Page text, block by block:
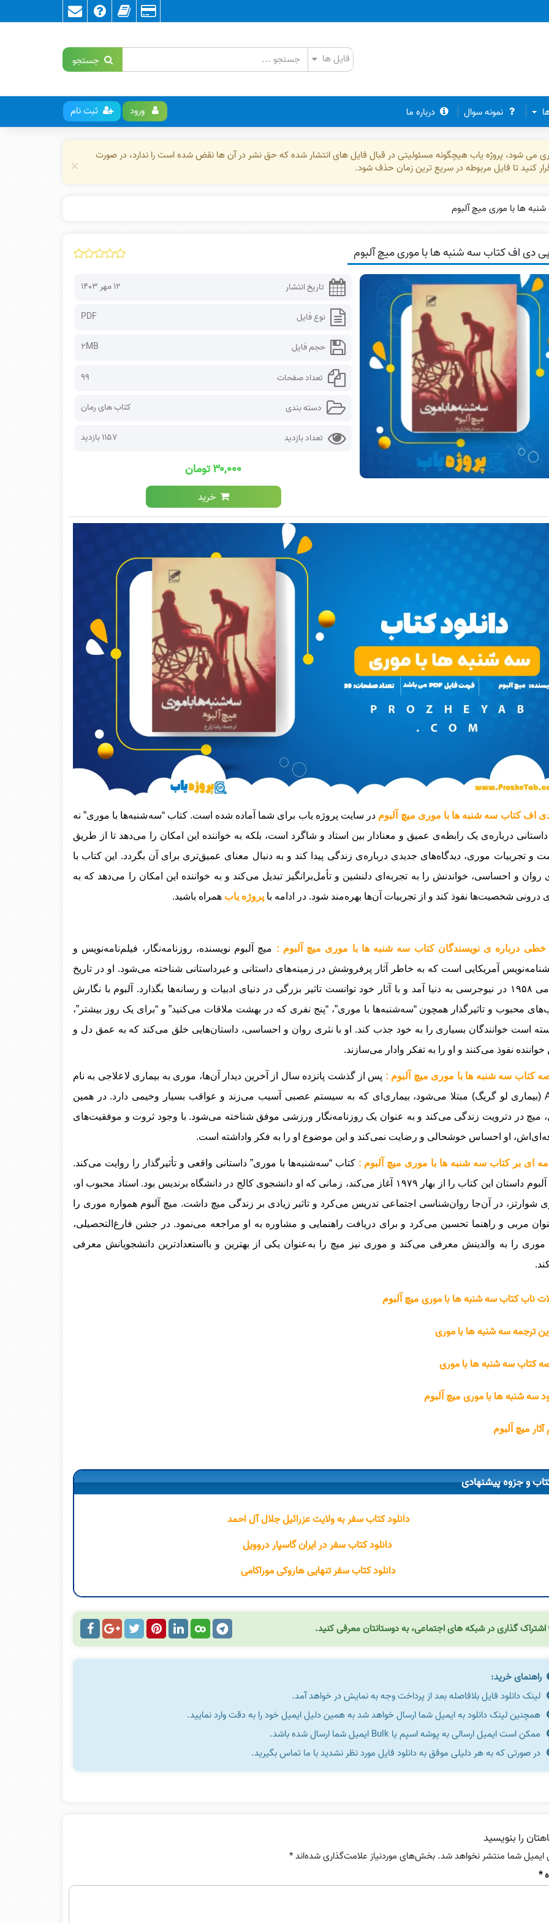
جستجو
نمونه سوال درباره ما ورود ثبت نام
می شود، پروژه یاب هیچگونه مسئولیتی در قبال فایل های انتشار شده که حق نشر در آن ها نقض شده است را ندارد، در صورت
کنید تا فایل مربوطه در سریع ترین زمان حذف شود.
×
ها با موری میچ آلبوم
دی اف کتاب سه شنبه ها با موری میچ آلبوم
تاریخ انتشار ۱۲ مهر ۱۴۰۳
نوع فایل PDF
حجم فایل 2MB
تعداد صفحات 99
دسته بندی کتاب های رمان
تعداد بازدید 1157 بازدید
۳۰,۰۰۰ تومان
خرید
اف کتاب سه شنبه ها با موری میچ آلبوم در سایت پروژه یاب برای شما آماده شده است. کتاب “سه‌شنبه‌ها با موری” نه
داستانی درباره‌ی یک رابطه‌ی عمیق و معنادار بین استاد و شاگرد است، بلکه به خواننده این امکان را می‌دهد تا از طریق
و تجربیات موری، دیدگاه‌های جدیدی درباره‌ی زندگی پیدا کند و به دنبال معنای عمیق‌تری برای آن بگردد. این کتاب با
روان و احساسی، خواندنش را به تجربه‌ای دلنشین و تأمل‌برانگیز تبدیل می‌کند و به خواننده این امکان را می‌دهد که به
درونی شخصیت‌ها نفوذ کند و از تجربیات آن‌ها بهره‌مند شود. در ادامه با پروژه یاب همراه باشید.
خطی درباره ی نویسندگان کتاب سه شنبه ها با موری میچ آلبوم : میچ آلبوم نویسنده، روزنامه‌نگار، فیلم‌نامه‌نویس و
آمریکایی است که به خاطر آثار پرفروشش در زمینه‌های داستانی و غیرداستانی شناخته می‌شود. او در تاریخ
۲۳ می ۱۹۵۸ در نیوجرسی به دنیا آمد و با آثار خود توانست تاثیر بزرگی در دنیای ادبیات و رسانه‌ها بگذارد. آلبوم با نگارش
محبوب و تاثیرگذار همچون “سه‌شنبه‌ها با موری”، “پنج نفری که در بهشت ملاقات می‌کنید” و “برای یک روز بیشتر”،
است خوانندگان بسیاری را به خود جذب کند. او با نثری روان و احساسی، داستان‌هایی خلق می‌کند که به عمق دل و
نفوذ می‌کنند و او را به تفکر وادار می‌سازند.
کتاب سه شنبه ها با موری میچ آلبوم : پس از گذشت پانزده سال از آخرین دیدار آن‌ها، موری به بیماری لاعلاجی به نام
ALS (بیماری لو گریگ) مبتلا می‌شود، بیماری‌ای که به سیستم عصبی آسیب می‌زند و عواقب بسیار وخیمی دارد. در همین
میچ در دترویت زندگی می‌کند و به عنوان یک روزنامه‌نگار ورزشی موفق شناخته می‌شود. با وجود ثروت و موفقیت‌های
او احساس خوشحالی و رضایت نمی‌کند و این موضوع او را به فکر واداشته است.
ای بر کتاب سه شنبه ها با موری میچ آلبوم : کتاب “سه‌شنبه‌ها با موری” داستانی واقعی و تأثیرگذار را روایت می‌کند.
میچ آلبوم داستان این کتاب را از بهار ۱۹۷۹ آغاز می‌کند، زمانی که او دانشجوی کالج در دانشگاه برندیس بود. استاد محبوب او،
شوارتز، در آن‌جا روان‌شناسی اجتماعی تدریس می‌کرد و تاثیر زیادی بر زندگی میچ داشت. میچ آلبوم همواره موری را
مربی و راهنما تحسین می‌کرد و برای دریافت راهنمایی و مشاوره به او مراجعه می‌نمود. در جشن فارغ‌التحصیلی،
موری را به والدینش معرفی می‌کند و موری نیز میچ را به‌عنوان یکی از بهترین و بااستعدادترین دانشجویانش معرفی
ناب کتاب سه شنبه ها با موری میچ آلبوم
ترجمه سه شنبه ها با موری
کتاب سه شنبه ها با موری
سه شنبه ها با موری میچ آلبوم
میچ آلبوم
و جزوه پیشنهادی
دانلود کتاب سفر به ولایت عزرائیل جلال آل احمد
دانلود کتاب سفر در ایران گاسپار دروویل
دانلود کتاب سفر تنهایی هاروکی موراکامی
اشتراک گذاری در شبکه های اجتماعی، به دوستانتان معرفی کنید.
راهنمای خرید:
لینک دانلود فایل بلافاصله بعد از پرداخت وجه به نمایش در خواهد آمد.
همچنین لینک دانلود به ایمیل شما ارسال خواهد شد به همین دلیل ایمیل خود را به دقت وارد نمایید.
ممکن است ایمیل ارسالی به پوشه اسپم یا Bulk ایمیل شما ارسال شده باشد.
در صورتی که به هر دلیلی موفق به دانلود فایل مورد نظر نشدید با ما تماس بگیرید.
را بنویسید
ایمیل شما منتشر نخواهد شد. بخش‌های موردنیاز علامت‌گذاری شده‌اند*
*